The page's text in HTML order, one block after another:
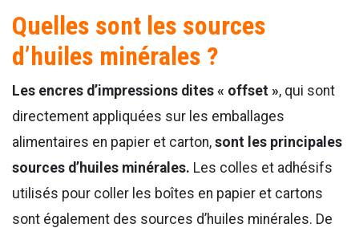
Quelles sont les sources
d’huiles minérales ?
Les encres d’impressions dites « offset », qui sont
directement appliquées sur les emballages
alimentaires en papier et carton, sont les principales
sources d’huiles minérales. Les colles et adhésifs
utilisés pour coller les boîtes en papier et cartons
sont également des sources d’huiles minérales. De